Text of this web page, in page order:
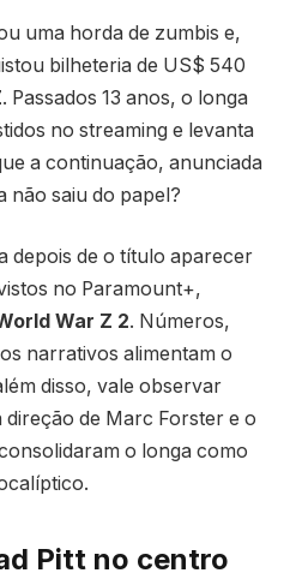
uma horda de zumbis e,
bilheteria de US$ 540
. Passados 13 anos, o longa
no streaming e levanta
a continuação, anunciada
não saiu do papel?
depois de o título aparecer
no Paramount+,
War Z 2. Números,
narrativos alimentam o
disso, vale observar
direção de Marc Forster e o
o longa como
Pitt no centro